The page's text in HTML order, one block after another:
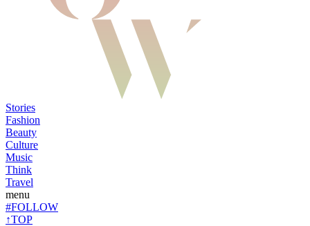
Stories
Fashion
Beauty
Culture
Music
Think
Travel
menu
#FOLLOW
↑TOP